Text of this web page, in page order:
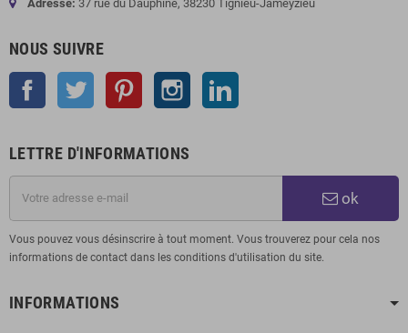
Adresse: 37 rue du Dauphiné, 38230 Tignieu-Jameyzieu
NOUS SUIVRE
Facebook Twitter Pinterest Instagram
LETTRE D'INFORMATIONS
ok
Vous pouvez vous désinscrire à tout moment. Vous trouverez pour cela nos
informations de contact dans les conditions d'utilisation du site.
INFORMATIONS